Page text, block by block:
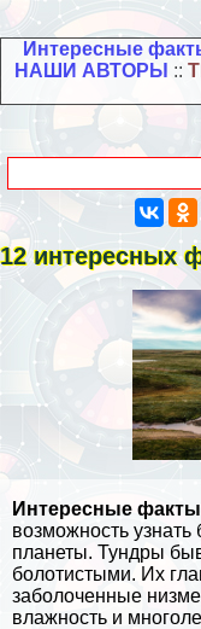
Интересные
НАШИ АВТОРЫ ::
12 интересных
Интересные
возможность
планеты. Тундры
болотистыми. Их
заболоченные
влажность и